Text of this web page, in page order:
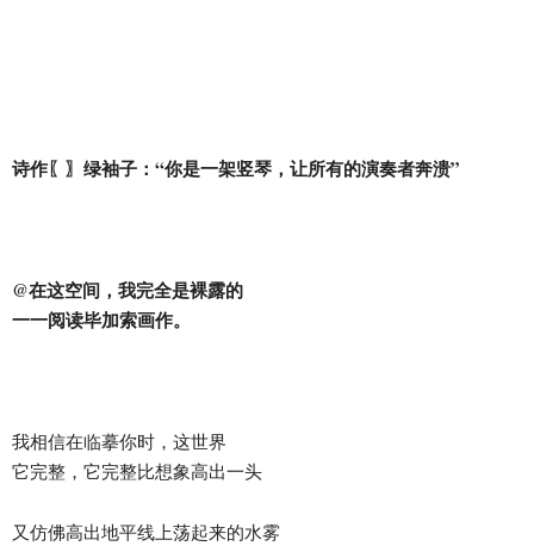
诗作〖〗绿袖子：“你是一架竖琴，让所有的演奏者奔溃”
@在这空间，我完全是裸露的
一一阅读毕加索画作。
我相信在临摹你时，这世界
它完整，它完整比想象高出一头
又仿佛高出地平线上荡起来的水雾